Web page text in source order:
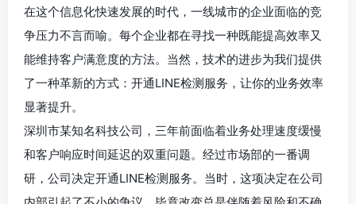
在这个信息化快速发展的时代，一线城市的企业面临的竞
争压力不言而喻。每个企业都在寻找一种既能提高效率又
能维持客户满意度的方法。当然，技术的进步为我们提供
了一种革新的方式：开通LINE检测服务，让你的业务效率
显著提升。
深圳市某知名科技公司，三年前面临着业务处理速度缓慢
和客户响应时间延迟的双重问题。经过市场部的一番调
研，公司决定开通LINE检测服务。当时，这项决定在公司